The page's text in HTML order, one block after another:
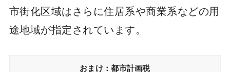
市街化区域はさらに住居系や商業系などの用
途地域が指定されています。
おまけ：都市計画税